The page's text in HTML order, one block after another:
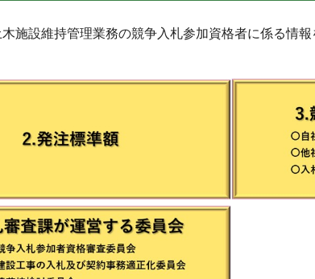
施設維持管理業務の競争入札参加資格者に係る情